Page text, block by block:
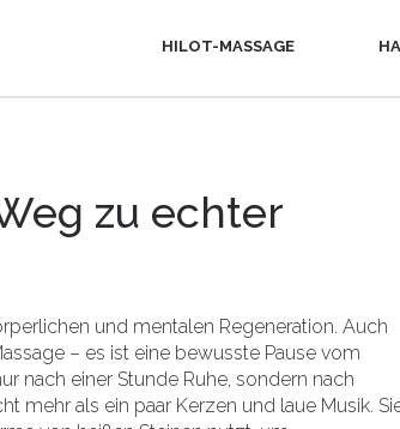
HILOT-MASSAGE
zu echter
und mentalen Regeneration. Auch
– es ist eine bewusste Pause vom
nach einer Stunde Ruhe, sondern nach
mehr als ein paar Kerzen und laue Musik.